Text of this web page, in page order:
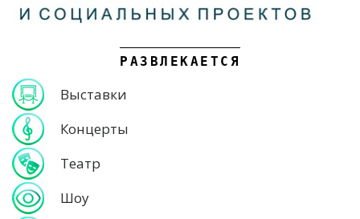
РАЗВЛЕКАЕТСЯ
Выставки
Концерты
Театр
Шоу